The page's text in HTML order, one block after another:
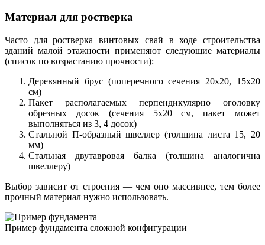
Материал для ростверка
Часто для ростверка винтовых свай в ходе строительства
зданий малой этажности применяют следующие материалы
(список по возрастанию прочности):
Деревянный брус (поперечного сечения 20х20, 15х20
см)
Пакет располагаемых перпендикулярно оголовку
обрезных досок (сечения 5х20 см, пакет может
выполняться из 3, 4 досок)
Стальной П-образный швеллер (толщина листа 15, 20
мм)
Стальная двутавровая балка (толщина аналогична
швеллеру)
Выбор зависит от строения — чем оно массивнее, тем более
прочный материал нужно использовать.
Пример фундамента сложной конфигурации